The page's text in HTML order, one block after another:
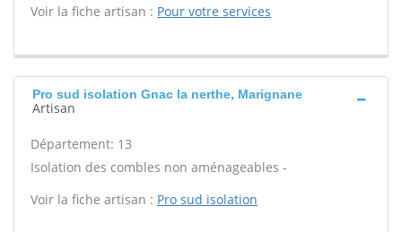
Voir la fiche artisan : Pour votre services
Pro sud isolation Gnac la nerthe, Marignane
Artisan
Département: 13
Isolation des combles non aménageables -
Voir la fiche artisan : Pro sud isolation